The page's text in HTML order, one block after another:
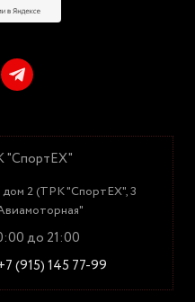
"СпортЕХ"
дом 2 (ТРК "СпортЕХ", 3
до 21:00
(915) 145 77-99